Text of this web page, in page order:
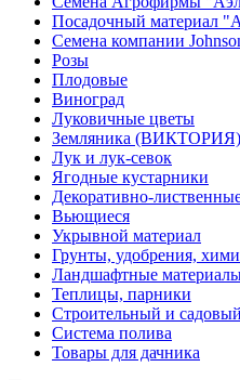
Посадочный материал
Семена компании
Розы
Плодовые
Виноград
Луковичные цветы
Земляника (ВИКТОРИЯ)
Лук и лук-севок
Ягодные кустарники
Декоративно-
Вьющиеся
Укрывной материал
Грунты, удобрения,
Ландшафтные
Теплицы, парники
Строительный и
Система полива
Товары для дачника